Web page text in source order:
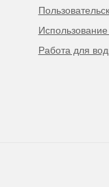
Работа для